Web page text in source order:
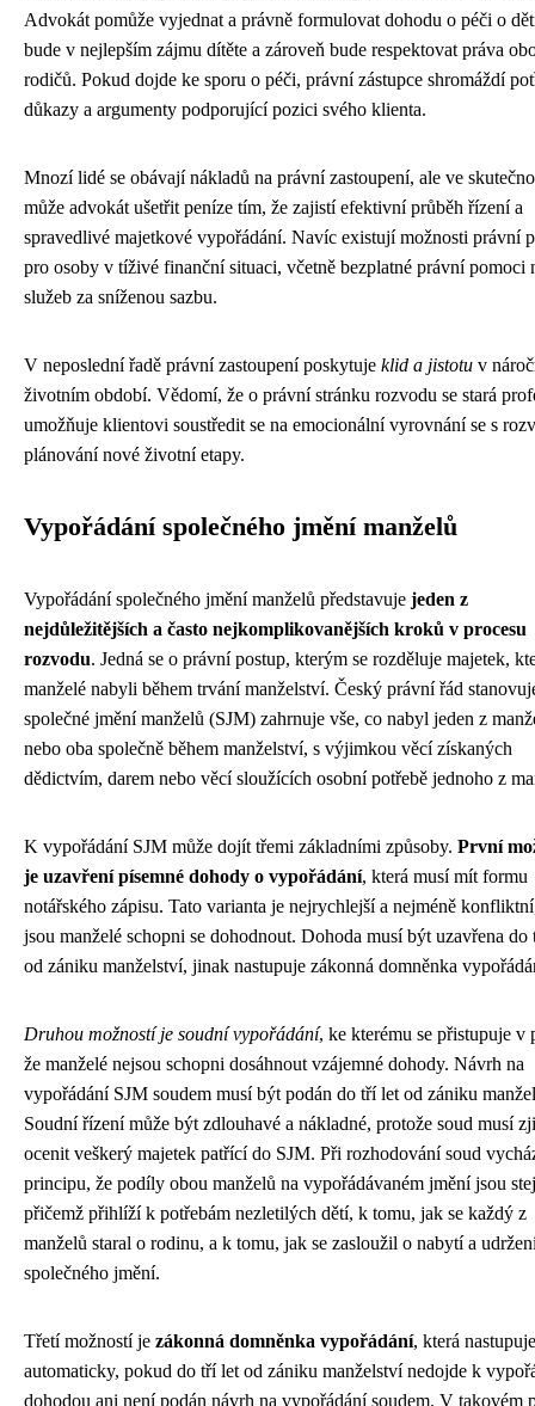
Advokát pomůže vyjednat a právně formulovat dohodu o péči o
bude v nejlepším zájmu dítěte a zároveň bude respektovat práva
rodičů. Pokud dojde ke sporu o péči, právní zástupce shromáždí
důkazy a argumenty podporující pozici svého klienta.
Mnozí lidé se obávají nákladů na právní zastoupení, ale ve
může advokát ušetřit peníze tím, že zajistí efektivní průběh řízení a
spravedlivé majetkové vypořádání. Navíc existují možnosti právní
pro osoby v tíživé finanční situaci, včetně bezplatné právní pomoci
služeb za sníženou sazbu.
V neposlední řadě právní zastoupení poskytuje klid a jistotu v
životním období. Vědomí, že o právní stránku rozvodu se stará
umožňuje klientovi soustředit se na emocionální vyrovnání se s
plánování nové životní etapy.
Vypořádání společného jmění manželů
Vypořádání společného jmění manželů představuje jeden z
nejdůležitějších a často nejkomplikovanějších kroků v procesu
rozvodu. Jedná se o právní postup, kterým se rozděluje majetek,
manželé nabyli během trvání manželství. Český právní řád
společné jmění manželů (SJM) zahrnuje vše, co nabyl jeden z
nebo oba společně během manželství, s výjimkou věcí získaných
dědictvím, darem nebo věcí sloužících osobní potřebě jednoho z
K vypořádání SJM může dojít třemi základními způsoby. První
je uzavření písemné dohody o vypořádání, která musí mít formu
notářského zápisu. Tato varianta je nejrychlejší a nejméně
jsou manželé schopni se dohodnout. Dohoda musí být uzavřena do
od zániku manželství, jinak nastupuje zákonná domněnka
Druhou možností je soudní vypořádání, ke kterému se přistupuje v
že manželé nejsou schopni dosáhnout vzájemné dohody. Návrh na
vypořádání SJM soudem musí být podán do tří let od zániku
Soudní řízení může být zdlouhavé a nákladné, protože soud musí
ocenit veškerý majetek patřící do SJM. Při rozhodování soud
principu, že podíly obou manželů na vypořádávaném jmění jsou
přičemž přihlíží k potřebám nezletilých dětí, k tomu, jak se každý z
manželů staral o rodinu, a k tomu, jak se zasloužil o nabytí a
společného jmění.
Třetí možností je zákonná domněnka vypořádání, která nastupuje
automaticky, pokud do tří let od zániku manželství nedojde k
dohodou ani není podán návrh na vypořádání soudem. V takovém